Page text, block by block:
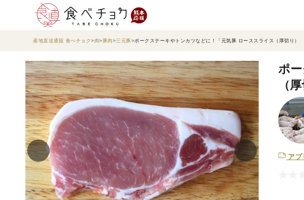
産地直送通販 食べチョク 肉 豚肉 三元豚 ポークステーキやトンカツなどに！「元気豚 ローススライス（厚切り
ポ
（
アプ